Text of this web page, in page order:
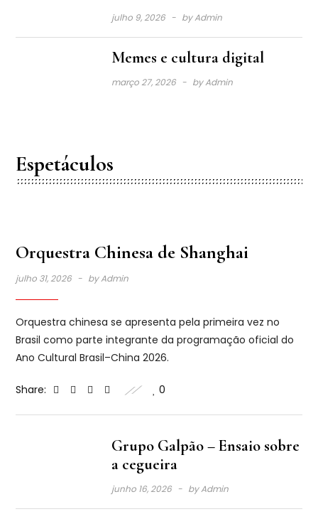
julho 9, 2026 byAdmin
Memes e cultura digital
março 27, 2026 byAdmin
Espetáculos
Orquestra Chinesa de Shanghai
julho 31, 2026 byAdmin
Orquestra chinesa se apresenta pela primeira vez no
Brasil como parte integrante da programação oficial do
Ano Cultural Brasil–China 2026.
Share: 0
Grupo Galpão – Ensaio sobre
a cegueira
junho 16, 2026 byAdmin